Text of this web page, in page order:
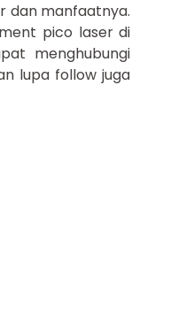
dan manfaatnya.
pico laser di
menghubungi
lupa follow juga